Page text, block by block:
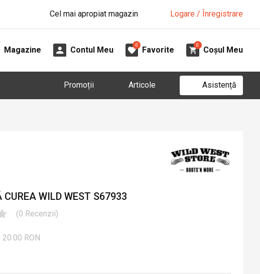
Cel mai apropiat magazin Logare / Înregistrare
Magazine Contul Meu
0
Favorite
0
Coșul Meu
Promoții Articole Asistență
WILD WEST S67933
(0 Recenzii)
RON